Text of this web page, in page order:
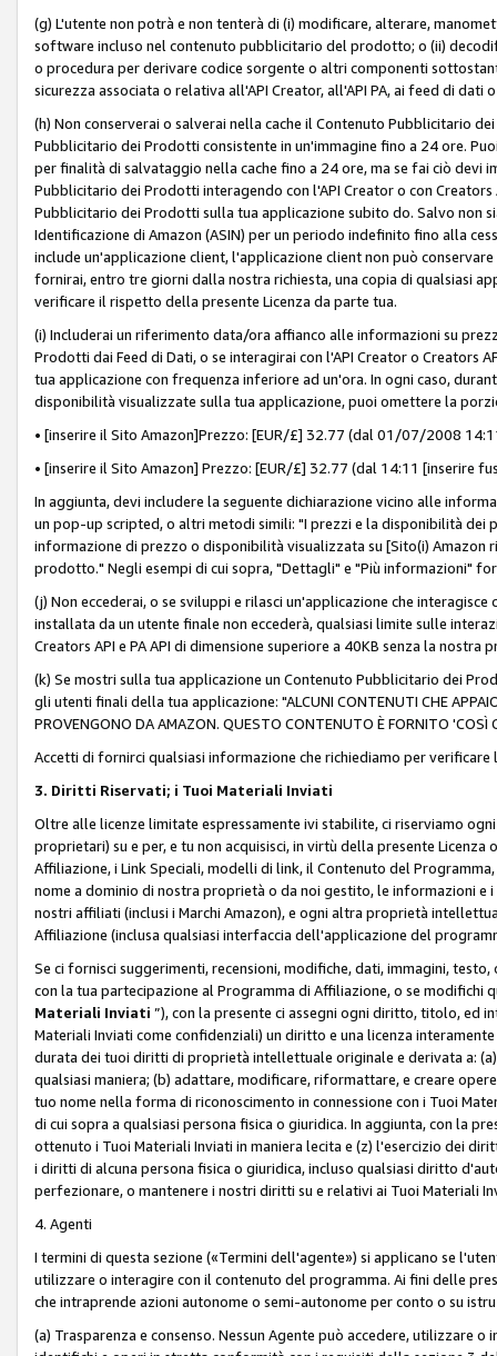
(g) L'utente non potrà e non tenterà di (i) modificare, alterare,
software incluso nel contenuto pubblicitario del prodotto; o (ii)
o procedura per derivare codice sorgente o altri componenti
sicurezza associata o relativa all'API Creator, all'API PA, ai feed di
(h) Non conserverai o salverai nella cache il Contenuto Pubblicitario
Pubblicitario dei Prodotti consistente in un'immagine fino a 24 ore.
per finalità di salvataggio nella cache fino a 24 ore, ma se fai ciò
Pubblicitario dei Prodotti interagendo con l'API Creator o con
Pubblicitario dei Prodotti sulla tua applicazione subito do. Salvo non
Identificazione di Amazon (ASIN) per un periodo indefinito fino alla
include un'applicazione client, l'applicazione client non può
fornirai, entro tre giorni dalla nostra richiesta, una copia di qualsiasi
verificare il rispetto della presente Licenza da parte tua.
(i) Includerai un riferimento data/ora affianco alle informazioni su
Prodotti dai Feed di Dati, o se interagirai con l'API Creator o Creators
tua applicazione con frequenza inferiore ad un'ora. In ogni caso,
disponibilità visualizzate sulla tua applicazione, puoi omettere la
• [inserire il Sito Amazon]Prezzo: [EUR/£] 32.77 (dal 01/07/2008
• [inserire il Sito Amazon] Prezzo: [EUR/£] 32.77 (dal 14:11 [inserire
In aggiunta, devi includere la seguente dichiarazione vicino alle
un pop-up scripted, o altri metodi simili: "I prezzi e la disponibilità
informazione di prezzo o disponibilità visualizzata su [Sito(i)
prodotto." Negli esempi di cui sopra, "Dettagli" e "Più informazioni"
(j) Non eccederai, o se sviluppi e rilasci un'applicazione che interagisce
installata da un utente finale non eccederà, qualsiasi limite sulle
Creators API e PA API di dimensione superiore a 40KB senza la nostra
(k) Se mostri sulla tua applicazione un Contenuto Pubblicitario dei
gli utenti finali della tua applicazione: "ALCUNI CONTENUTI CHE
PROVENGONO DA AMAZON. QUESTO CONTENUTO È FORNITO
Accetti di fornirci qualsiasi informazione che richiediamo per
3. Diritti Riservati; i Tuoi Materiali Inviati
Oltre alle licenze limitate espressamente ivi stabilite, ci riserviamo
proprietari) su e per, e tu non acquisisci, in virtù della presente
Affiliazione, i Link Speciali, modelli di link, il Contenuto del
nome a dominio di nostra proprietà o da noi gestito, le informazioni e
nostri affiliati (inclusi i Marchi Amazon), e ogni altra proprietà
Affiliazione (inclusa qualsiasi interfaccia dell'applicazione del
Se ci fornisci suggerimenti, recensioni, modifiche, dati, immagini,
con la tua partecipazione al Programma di Affiliazione, o se modifichi
Materiali Inviati ”), con la presente ci assegni ogni diritto, titolo, ed
Materiali Inviati come confidenziali) un diritto e una licenza
durata dei tuoi diritti di proprietà intellettuale originale e derivata a:
qualsiasi maniera; (b) adattare, modificare, riformattare, e creare
tuo nome nella forma di riconoscimento in connessione con i Tuoi
di cui sopra a qualsiasi persona fisica o giuridica. In aggiunta, con la
ottenuto i Tuoi Materiali Inviati in maniera lecita e (z) l'esercizio dei
i diritti di alcuna persona fisica o giuridica, incluso qualsiasi diritto
perfezionare, o mantenere i nostri diritti su e relativi ai Tuoi Materiali
4. Agenti
I termini di questa sezione («Termini dell'agente») si applicano se
utilizzare o interagire con il contenuto del programma. Ai fini delle
che intraprende azioni autonome o semi-autonome per conto o su
(a) Trasparenza e consenso. Nessun Agente può accedere, utilizzare